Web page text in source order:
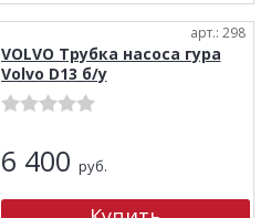
арт.: 298
VOLVO Трубка насоса гура
Volvo D13 б/у
6 400 руб.